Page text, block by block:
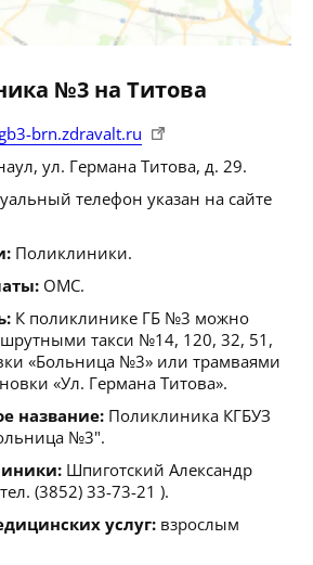
№3 на Титова
brn.zdravalt.ru
ул. Германа Титова, д. 29.
телефон указан на сайте
Поликлиники.
ОМС.
К поликлинике ГБ №3 можно
такси №14, 120, 32, 51,
«Больница №3» или трамваями
«Ул. Германа Титова».
название: Поликлиника КГБУЗ
№3".
Шпиготский Александр
(3852) 33-73-21 ).
услуг: взрослым